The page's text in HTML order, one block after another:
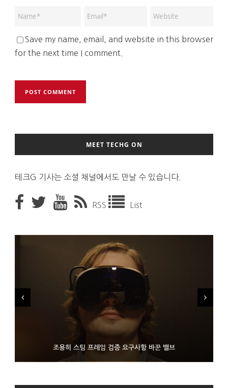
Save my name, email, and website in this browser
for the next time I comment.
MEET TECHG ON
테크G 기사는 소셜 채널에서도 만날 수 있습니다.
RSS List
조용히 스팀 프레임 검증 요구사항 바꾼 밸브
9월 4일부터 서비스 접는 안드로이드 장치용 구글 어시스턴트
보인 삼성전자